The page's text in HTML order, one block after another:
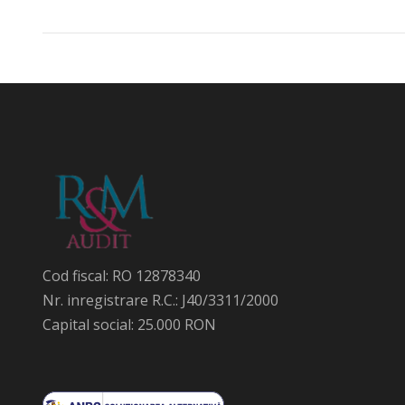
Cod fiscal: RO 12878340
Nr. inregistrare R.C.: J40/3311/2000
Capital social: 25.000 RON